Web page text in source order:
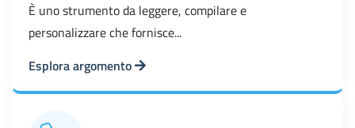
È uno strumento da leggere, compilare e
personalizzare che fornisce...
Esplora argomento